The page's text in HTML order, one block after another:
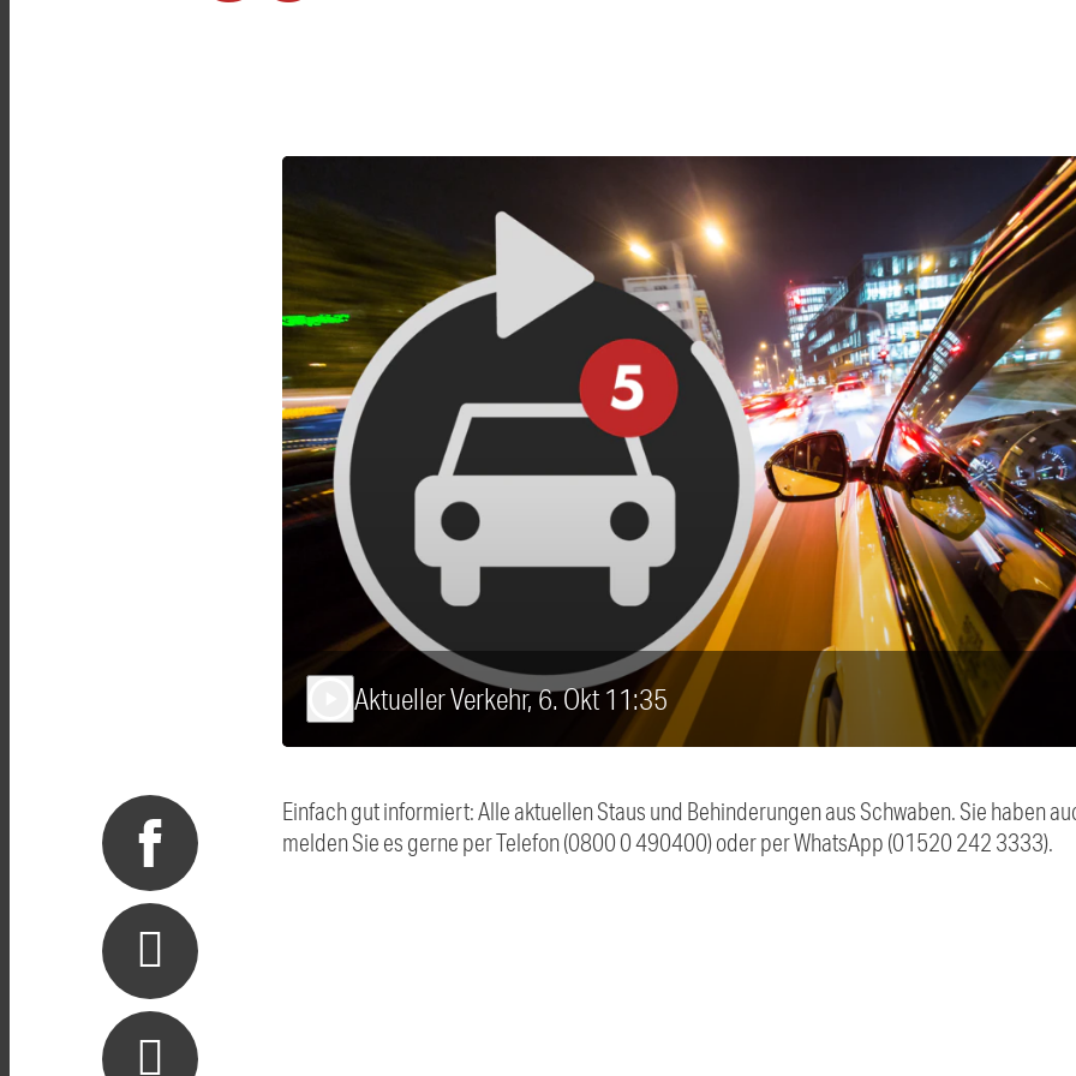
Aktueller Verkehr, 6. Okt 11:35
Einfach gut informiert: Alle aktuellen Staus und Behinderungen aus Schwaben. Sie haben
melden Sie es gerne per Telefon (0800 0 490400) oder per WhatsApp (01520 242 3333).